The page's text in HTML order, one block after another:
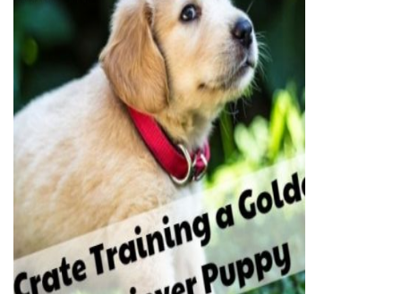
KOIRAT
Kuinka kehittää
kultaisennoutajakoiranpentua
7,2026